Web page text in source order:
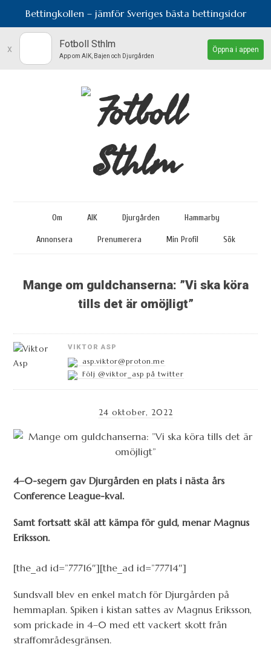
Bettingkollen – jämför Sveriges bästa bettingsidor
x Fotboll Sthlm
App om AIK, Bajen och Djurgården
Öppna i appen
Om AIK Djurgården Hammarby
Annonsera Prenumerera Min Profil Sök
Mange om guldchanserna: ”Vi ska köra
tills det är omöjligt”
VIKTOR ASP
asp.viktor@proton.me
Följ @viktor_asp på twitter
24 oktober, 2022
4–0-segern gav Djurgården en plats i nästa års
Conference League-kval.
Samt fortsatt skäl att kämpa för guld, menar Magnus
Eriksson.
[the_ad id=”77716″][the_ad id=”77714″]
Sundsvall blev en enkel match för Djurgården på
hemmaplan. Spiken i kistan sattes av Magnus Eriksson,
som prickade in 4–0 med ett vackert skott från
straffområdesgränsen.